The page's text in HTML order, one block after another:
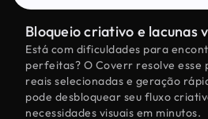
Bloqueio criativo e lacunas
Está com dificuldades para
perfeitas? O Coverr resolve esse
reais selecionadas e geração
pode desbloquear seu fluxo
necessidades visuais em minutos.